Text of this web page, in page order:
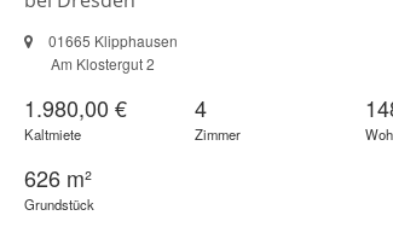
01665 Klipphausen
Am Klostergut 2
1.980,00 €
Kaltmiete
4
Zimmer
626 m²
Grundstück